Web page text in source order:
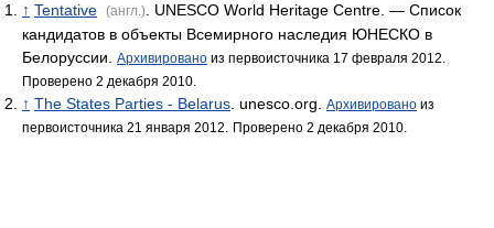
↑ Tentative (англ.). UNESCO World Heritage Centre. — Список
кандидатов в объекты Всемирного наследия ЮНЕСКО в
Белоруссии. Архивировано из первоисточника 17 февраля 2012.
Проверено 2 декабря 2010.
↑ The States Parties - Belarus. unesco.org. Архивировано из
первоисточника 21 января 2012.
Проверено 2 декабря 2010.